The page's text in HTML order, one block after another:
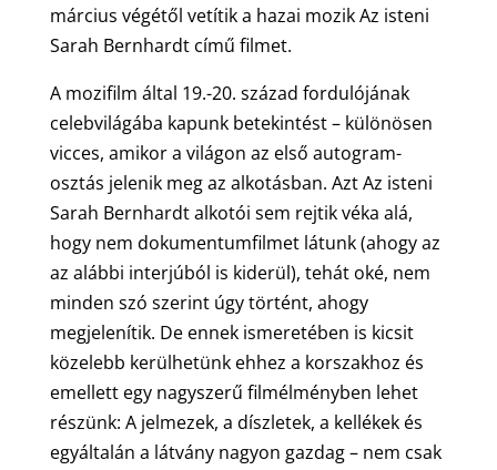
március végétől vetítik a hazai mozik Az isteni
Sarah Bernhardt című filmet.
A mozifilm által 19.-20. század fordulójának
celebvilágába kapunk betekintést – különösen
vicces, amikor a világon az első autogram-
osztás jelenik meg az alkotásban. Azt Az isteni
Sarah Bernhardt alkotói sem rejtik véka alá,
hogy nem dokumentumfilmet látunk (ahogy az
az alábbi interjúból is kiderül), tehát oké, nem
minden szó szerint úgy történt, ahogy
megjelenítik. De ennek ismeretében is kicsit
közelebb kerülhetünk ehhez a korszakhoz és
emellett egy nagyszerű filmélményben lehet
részünk: A jelmezek, a díszletek, a kellékek és
egyáltalán a látvány nagyon gazdag – nem csak